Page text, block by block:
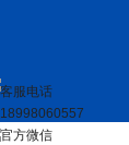
客服电话
18998060557
官方微信